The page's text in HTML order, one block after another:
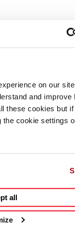
on our
and improve
these cookies but
cookie settings
all